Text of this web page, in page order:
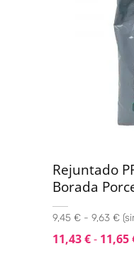
Rejuntado
Borada
9,45 € - 9,63 €
11,43€- 11,65